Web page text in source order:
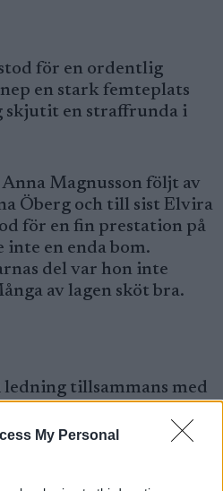
My Personal
för en ordentlig
en stark femteplats
skjutit en straffrunda i
Magnusson följt av
Öberg och till sist Elvira
för en fin prestation på
en enda bom.
del var hon inte
av lagen sköt bra.
tillsammans med
insatser av både Ella
Öberg. Efter första